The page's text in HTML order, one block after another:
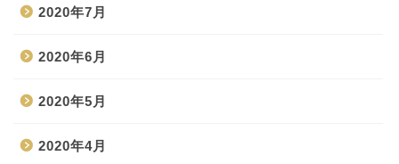
2020年7月
2020年6月
2020年5月
2020年4月